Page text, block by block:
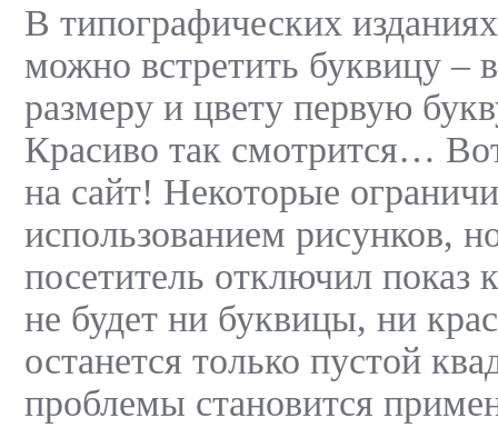
В типографических
можно встретить буквицу –
размеру и цвету первую
Красиво так смотрится…
на сайт! Некоторые
использованием рисунков,
посетитель отключил показ
не будет ни буквицы, ни
останется только пустой
проблемы становится